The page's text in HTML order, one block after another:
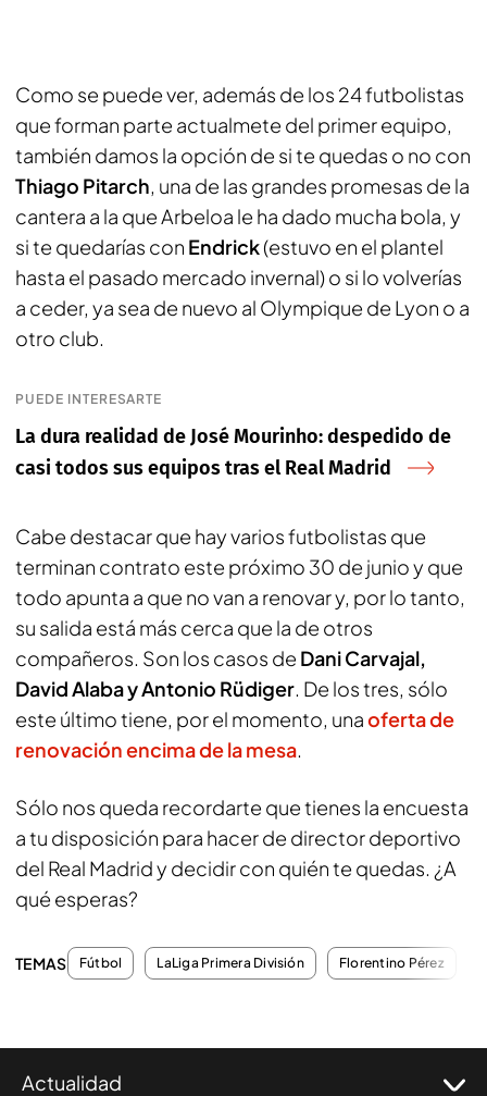
Como se puede ver, además de los 24 futbolistas
que forman parte actualmete del primer equipo,
también damos la opción de si te quedas o no con
Thiago Pitarch, una de las grandes promesas de la
cantera a la que Arbeloa le ha dado mucha bola, y
si te quedarías con Endrick(estuvo en el plantel
hasta el pasado mercado invernal) o si lo volverías
a ceder, ya sea de nuevo al Olympique de Lyon o a
otro club.
PUEDE INTERESARTE
La dura realidad de José Mourinho: despedido de
casi todos sus equipos tras el Real Madrid
Cabe destacar que hay varios futbolistas que
terminan contrato este próximo 30 de junio y que
todo apunta a que no van a renovar y, por lo tanto,
su salida está más cerca que la de otros
compañeros. Son los casos de Dani Carvajal,
David Alaba y Antonio Rüdiger. De los tres, sólo
este último tiene, por el momento, unaoferta de
renovación encima de la mesa.
Sólo nos queda recordarte que tienes la encuesta
a tu disposición para hacer de director deportivo
del Real Madrid y decidir con quién te quedas. ¿A
qué esperas?
TEMAS Fútbol LaLiga Primera División Florentino Pérez
Actualidad